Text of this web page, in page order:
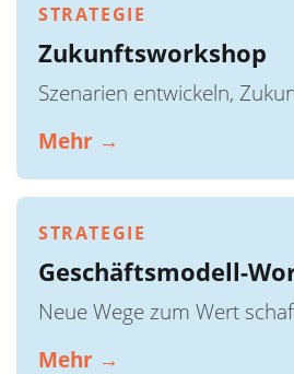
STRATEGIE
Zukunftsworkshop
Szenarien entwickeln,
Mehr →
STRATEGIE
Geschäftsmodell-
Neue Wege zum Wert
Mehr →